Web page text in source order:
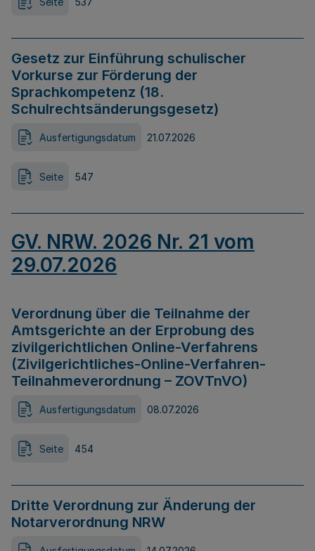
Gesetz zur Einführung schulischer
Vorkurse zur Förderung der
Sprachkompetenz (18.
Schulrechtsänderungsgesetz)
Ausfertigungsdatum 21.07.2026
Seite 547
GV. NRW. 2026 Nr. 21 vom
29.07.2026
Verordnung über die Teilnahme der
Amtsgerichte an der Erprobung des
zivilgerichtlichen Online-Verfahrens
(Zivilgerichtliches-Online-Verfahren-
Teilnahmeverordnung – ZOVTnVO)
Ausfertigungsdatum 08.07.2026
Seite 454
Dritte Verordnung zur Änderung der
Notarverordnung NRW